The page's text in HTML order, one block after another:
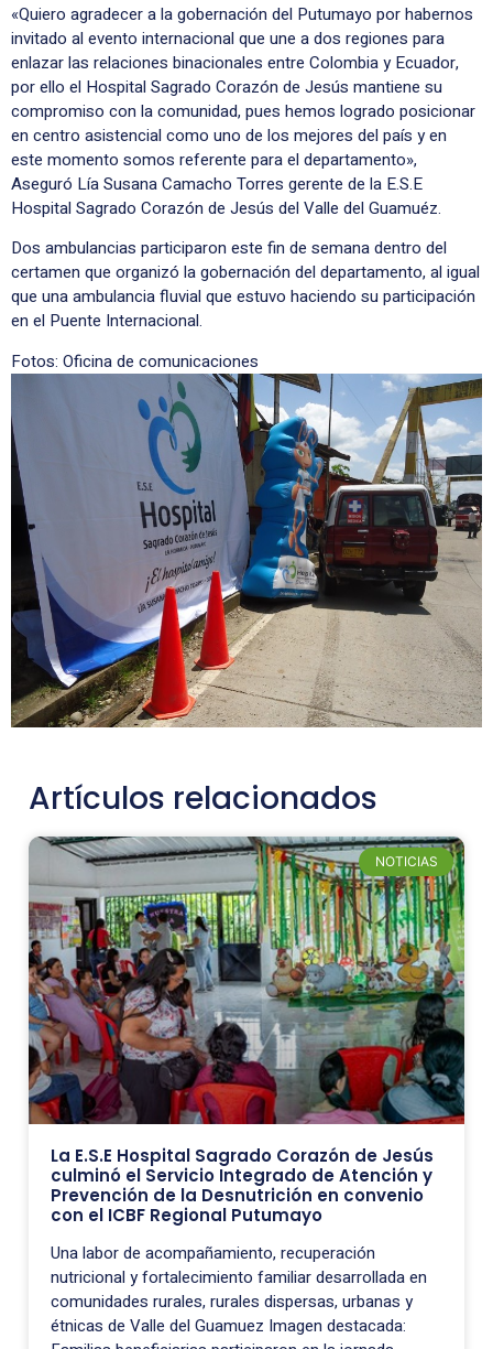
«Quiero agradecer a la gobernación del Putumayo por habernos
invitado al evento internacional que une a dos regiones para
enlazar las relaciones binacionales entre Colombia y Ecuador,
por ello el Hospital Sagrado Corazón de Jesús mantiene su
compromiso con la comunidad, pues hemos logrado posicionar
en centro asistencial como uno de los mejores del país y en
este momento somos referente para el departamento»,
Aseguró Lía Susana Camacho Torres gerente de la E.S.E
Hospital Sagrado Corazón de Jesús del Valle del Guamuéz.
Dos ambulancias participaron este fin de semana dentro del
certamen que organizó la gobernación del departamento, al igual
que una ambulancia fluvial que estuvo haciendo su participación
en el Puente Internacional.
Fotos: Oficina de comunicaciones
Artículos relacionados
NOTICIAS
La E.S.E Hospital Sagrado Corazón de Jesús
culminó el Servicio Integrado de Atención y
Prevención de la Desnutrición en convenio
con el ICBF Regional Putumayo
Una labor de acompañamiento, recuperación
nutricional y fortalecimiento familiar desarrollada en
comunidades rurales, rurales dispersas, urbanas y
étnicas de Valle del Guamuez Imagen destacada: